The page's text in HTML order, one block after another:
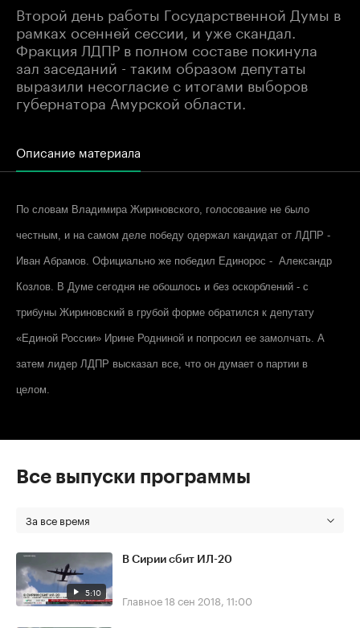
Второй день работы Государственной Думы в
рамках осенней сессии, и уже скандал.
Фракция ЛДПР в полном составе покинула
зал заседаний - таким образом депутаты
выразили несогласие с итогами выборов
губернатора Амурской области.
Описание материала
По словам Владимира Жириновского, голосование не было
честным, и на самом деле победу одержал кандидат от ЛДПР -
Иван Абрамов. Официально же победил Единорос - Александр
Козлов. В Думе сегодня не обошлось и без оскорблений - с
трибуны Жириновский в грубой форме обратился к депутату
«Единой России» Ирине Родниной и попросил ее замолчать. А
затем лидер ЛДПР высказал все, что он думает о партии в
целом.
Все выпуски программы
За все время
5:10
В Сирии сбит ИЛ-20
Главное18 сен 2018, 11:00